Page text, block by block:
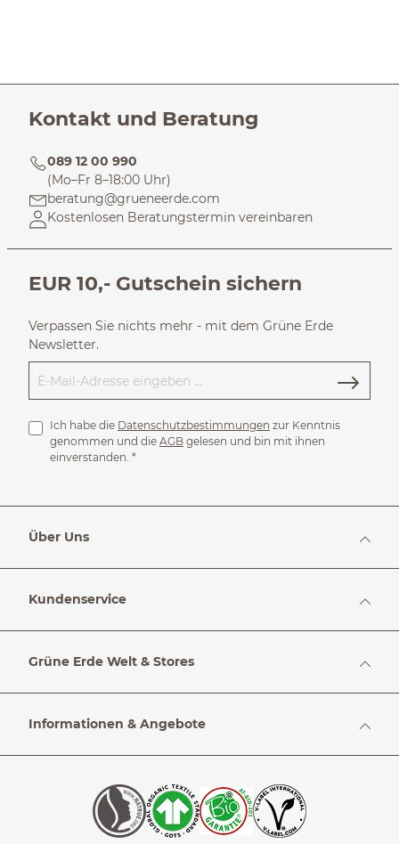
Kontakt und Beratung
089 12 00 990
(Mo–Fr 8–18:00 Uhr)
beratung@grueneerde.com
Kostenlosen Beratungstermin vereinbaren
EUR 10,- Gutschein sichern
Verpassen Sie nichts mehr - mit dem Grüne Erde
Newsletter.
Ich habe die Datenschutzbestimmungen zur Kenntnis
genommen und die AGB gelesen und bin mit ihnen
einverstanden. *
Über Uns
Kundenservice
Grüne Erde Welt & Stores
Informationen & Angebote